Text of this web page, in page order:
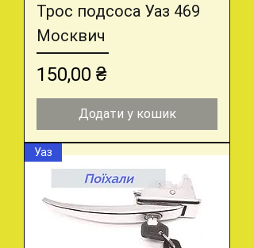
Трос подсоса Уаз 469
Москвич
Ціна
150,00 ₴
Додати у кошик
Уаз